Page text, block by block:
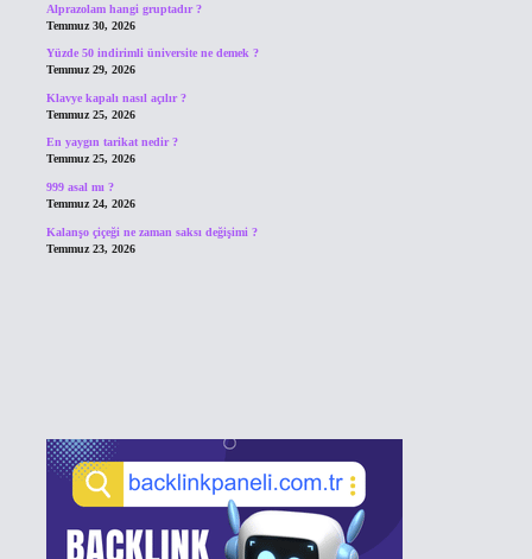
Alprazolam hangi gruptadır ?
Temmuz 30, 2026
Yüzde 50 indirimli üniversite ne demek ?
Temmuz 29, 2026
Klavye kapalı nasıl açılır ?
Temmuz 25, 2026
En yaygın tarikat nedir ?
Temmuz 25, 2026
999 asal mı ?
Temmuz 24, 2026
Kalanşo çiçeği ne zaman saksı değişimi ?
Temmuz 23, 2026